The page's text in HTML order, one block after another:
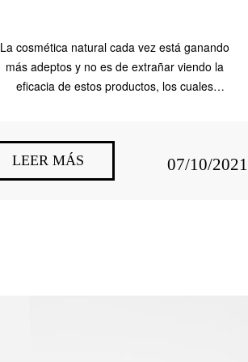
La cosmética natural cada vez está ganando
más adeptos y no es de extrañar viendo la
eficacia de estos productos, los cuales
LEER MÁS 07/10/2021